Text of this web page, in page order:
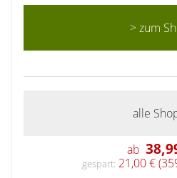
> zum
alle
ab
gespart: 21,00 €